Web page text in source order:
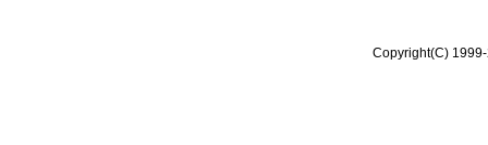
Copyright(C)